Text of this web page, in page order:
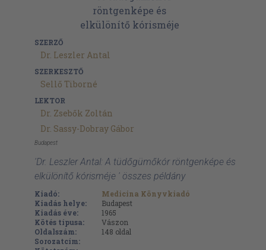
SZERZŐ
Dr. Leszler Antal
SZERKESZTŐ
Sellő Tiborné
LEKTOR
Dr. Zsebők Zoltán
Dr. Sassy-Dobray Gábor
Budapest
'Dr. Leszler Antal: A tüdőgümőkór röntgenképe és
elkülönítő kórisméje ' összes példány
Kiadó:
Medicina Könyvkiadó
Kiadás helye:
Budapest
Kiadás éve:
1965
Kötés típusa:
Vászon
Oldalszám:
148 oldal
Sorozatcím: